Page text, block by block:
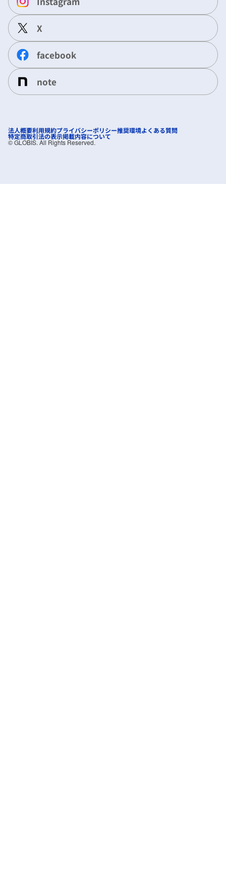
X
facebook
note
法人概要利用規約プライバシーポリシー推奨環境よくある質問
特定商取引法の表示掲載内容について
©︎ GLOBIS. All Rights Reserved.